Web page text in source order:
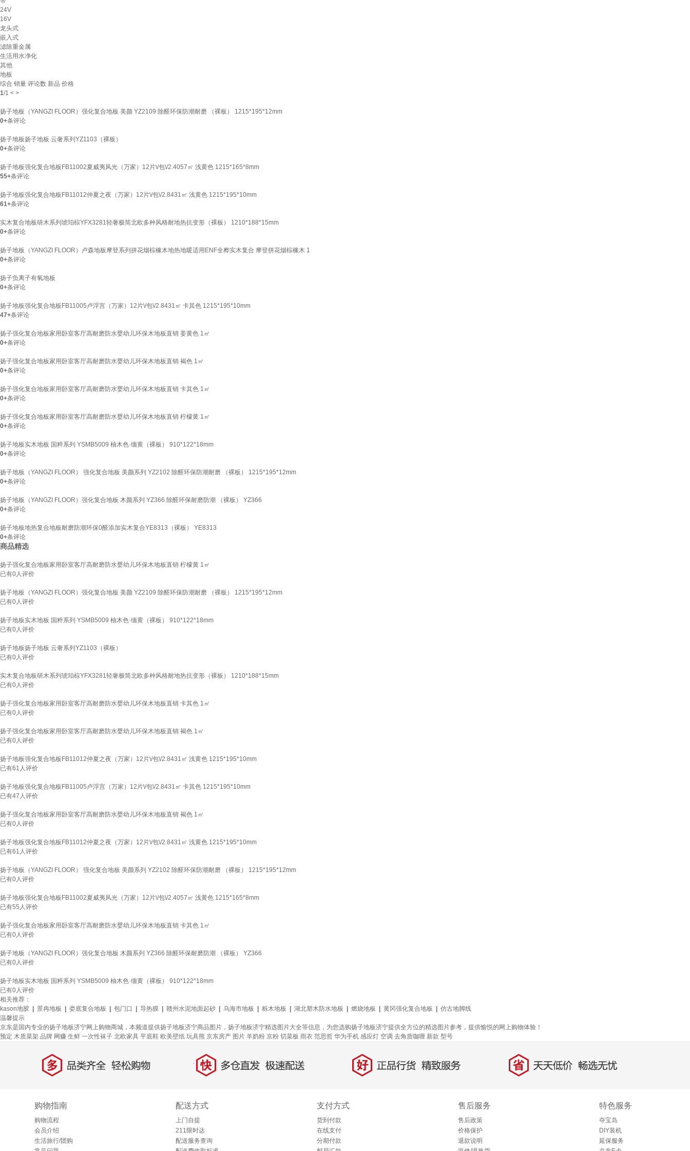
24V
16V
龙头式
嵌入式
滤除重金属
生活用水净化
其他
地板
综合 销量 评论数 新品 价格
1/1 < >
扬子地板（YANGZI FLOOR）强化复合地板 美颜 YZ2109 除醛环保防潮耐磨 （裸板） 1215*195*12mm
0+条评论
扬子地板扬子地板 云奢系列YZ1103（裸板）
0+条评论
扬子地板强化复合地板FB11002夏威夷风光（万家）12片\/包\/2.4057㎡ 浅黄色 1215*165*8mm
55+条评论
扬子地板强化复合地板FB11012仲夏之夜（万家）12片\/包\/2.8431㎡ 浅黄色 1215*195*10mm
61+条评论
实木复合地板研木系列琥珀棕YFX3281轻奢极简北欧多种风格耐地热抗变形（裸板） 1210*188*15mm
0+条评论
扬子地板（YANGZI FLOOR）卢森地板摩登系列拼花烟棕橡木地热地暖适用ENF全桦实木复合 摩登拼花烟棕橡木 1
0+条评论
扬子负离子有氧地板
0+条评论
扬子地板强化复合地板FB11005卢浮宫（万家）12片\/包\/2.8431㎡ 卡其色 1215*195*10mm
47+条评论
扬子强化复合地板家用卧室客厅高耐磨防水婴幼儿环保木地板直销 姜黄色 1㎡
0+条评论
扬子强化复合地板家用卧室客厅高耐磨防水婴幼儿环保木地板直销 褐色 1㎡
0+条评论
扬子强化复合地板家用卧室客厅高耐磨防水婴幼儿环保木地板直销 卡其色 1㎡
0+条评论
扬子强化复合地板家用卧室客厅高耐磨防水婴幼儿环保木地板直销 柠檬黄 1㎡
0+条评论
扬子地板实木地板 国粹系列 YSMB5009 柚木色·缅黄（裸板） 910*122*18mm
0+条评论
扬子地板（YANGZI FLOOR） 强化复合地板 美颜系列 YZ2102 除醛环保防潮耐磨 （裸板） 1215*195*12mm
0+条评论
扬子地板（YANGZI FLOOR）强化复合地板 木颜系列 YZ366 除醛环保耐磨防潮 （裸板） YZ366
0+条评论
扬子地板地热复合地板耐磨防潮环保0醛添加实木复合YE8313（裸板） YE8313
0+条评论
商品精选
扬子强化复合地板家用卧室客厅高耐磨防水婴幼儿环保木地板直销 柠檬黄 1㎡
已有0人评价
扬子地板（YANGZI FLOOR）强化复合地板 美颜 YZ2109 除醛环保防潮耐磨 （裸板） 1215*195*12mm
已有0人评价
扬子地板实木地板 国粹系列 YSMB5009 柚木色·缅黄（裸板） 910*122*18mm
已有0人评价
扬子地板扬子地板 云奢系列YZ1103（裸板）
已有0人评价
实木复合地板研木系列琥珀棕YFX3281轻奢极简北欧多种风格耐地热抗变形（裸板） 1210*188*15mm
已有0人评价
扬子强化复合地板家用卧室客厅高耐磨防水婴幼儿环保木地板直销 卡其色 1㎡
已有0人评价
扬子强化复合地板家用卧室客厅高耐磨防水婴幼儿环保木地板直销 褐色 1㎡
已有0人评价
扬子地板强化复合地板FB11012仲夏之夜（万家）12片\/包\/2.8431㎡ 浅黄色 1215*195*10mm
已有61 人评价
扬子地板强化复合地板FB11005卢浮宫（万家）12片\/包\/2.8431㎡ 卡其色 1215*195*10mm
已有47 人评价
扬子强化复合地板家用卧室客厅高耐磨防水婴幼儿环保木地板直销 褐色 1㎡
已有0人评价
扬子地板强化复合地板FB11012仲夏之夜（万家）12片\/包\/2.8431㎡ 浅黄色 1215*195*10mm
已有61 人评价
扬子地板（YANGZI FLOOR） 强化复合地板 美颜系列 YZ2102 除醛环保防潮耐磨 （裸板） 1215*195*12mm
已有0人评价
扬子地板强化复合地板FB11002夏威夷风光（万家）12片\/包\/2.4057㎡ 浅黄色 1215*165*8mm
已有55 人评价
扬子强化复合地板家用卧室客厅高耐磨防水婴幼儿环保木地板直销 卡其色 1㎡
已有0人评价
扬子地板（YANGZI FLOOR）强化复合地板 木颜系列 YZ366 除醛环保耐磨防潮 （裸板） YZ366
已有0人评价
扬子地板实木地板 国粹系列 YSMB5009 柚木色·缅黄（裸板） 910*122*18mm
已有0人评价
相关推荐：
kason地胶
景冉地板 娄底复合地板 包门口 导热膜 赣州水泥地面起砂 乌海市地板 栎木地板 湖北塑木防水地板 燃烧地板 黄冈强化复合地板
仿古地脚线
温馨提示
京东是国内专业的扬子地板济宁网上购物商城，本频道提供扬子地板济宁商品图片，扬子地板济宁精选图片大全等信息，为您选购扬子地板济宁提供全方位的精选图片参考，提供愉悦的网上购物体验！
预定 木质菜架 品牌 网赚 生鲜 一次性袜子 北欧家具 平底鞋 欧美壁纸 玩具熊 京东房产 图片 羊奶粉 京粉 切菜板 雨衣 范思哲 华为手机 感应灯 空调 去角质咖喱 新款 型号
多 品类齐全，轻松购物 快 多仓直发，极速配送 好 正品行货，精致服务 省 天天低价，畅选无忧
购物指南
购物流程
会员介绍
生活旅行/团购
配送方式
上门自提
211限时达
配送服务查询
支付方式
货到付款
在线支付
分期付款
售后服务
售后政策
价格保护
退款说明
特色服务
夺宝岛
DIY装机
延保服务